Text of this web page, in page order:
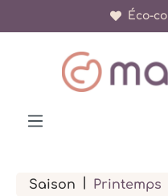
Éco-
+ de 150
Saison Printemps